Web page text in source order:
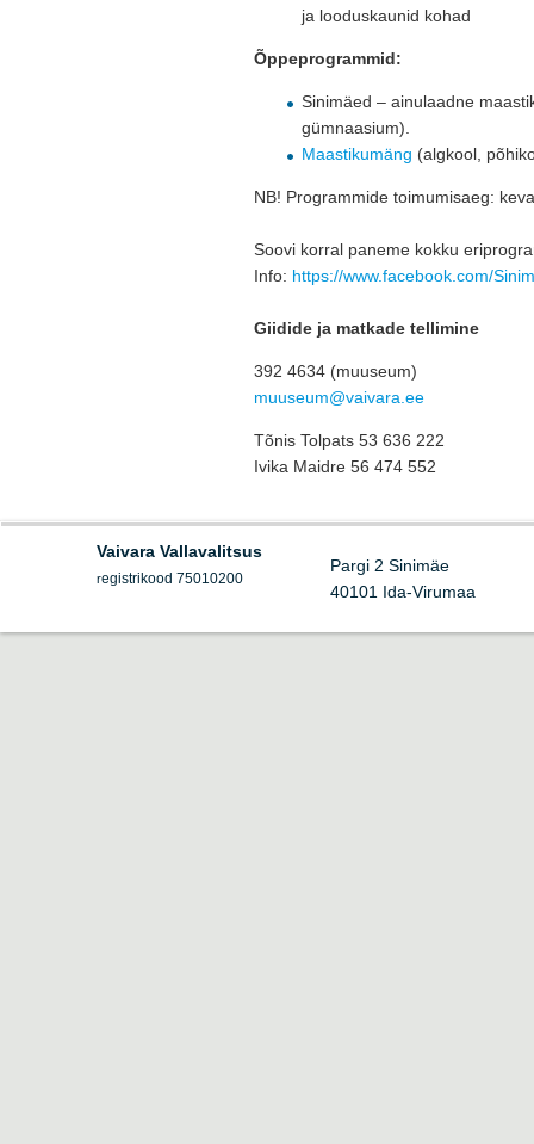
ja looduskaunid kohad
Õppeprogrammid:
Sinimäed – ainulaadne
gümnaasium).
Maastikumäng (algkool,
NB! Programmide toimumisaeg:
Soovi korral paneme kokku
Info: https://www.facebook.com/
Giidide ja matkade tellimine
392 4634 (muuseum)
muuseum@vaivara.ee
Tõnis Tolpats 53 636 222
Ivika Maidre 56 474 552
Vaivara Vallavalitsus
registrikood 75010200
Pargi 2 Sinimäe
40101 Ida-Virumaa